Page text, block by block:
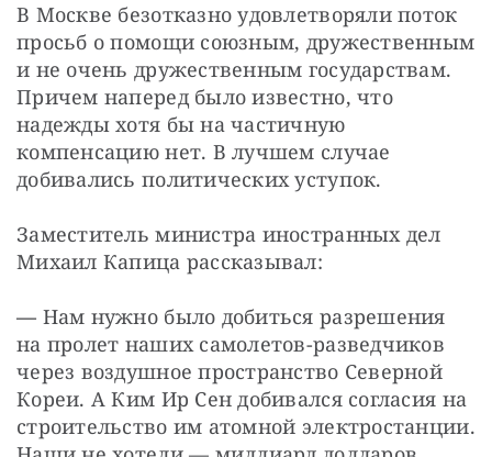
В Москве безотказно удовлетворяли поток
просьб о помощи союзным, дружественным
и не очень дружественным государствам.
Причем наперед было известно, что
надежды хотя бы на частичную
компенсацию нет. В лучшем случае
добивались политических уступок.
Заместитель министра иностранных дел
Михаил Капица рассказывал:
— Нам нужно было добиться разрешения
на пролет наших самолетов-разведчиков
через воздушное пространство Северной
Кореи. А Ким Ир Сен добивался согласия на
строительство им атомной электростанции.